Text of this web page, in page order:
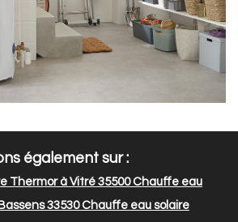
également sur :
Thermor à Vitré 35500Chauffe eau
33530Chauffe eau solaire